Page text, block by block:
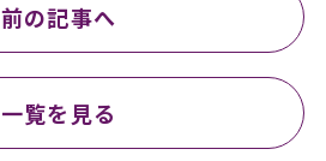
前の記事へ
一覧を見る